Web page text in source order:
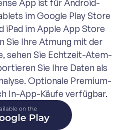
App ist für Android-
im Google Play Store
iPad im Apple App Store
Sie Ihre Atmung mit der
sehen Sie Echtzeit-Atem-
Sie Ihre Daten als
Optionale Premium-
In-App-Käufe verfügbar.